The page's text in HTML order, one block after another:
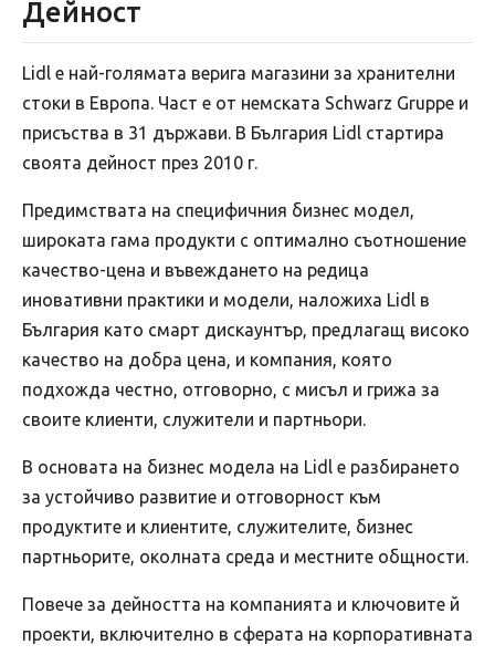
Дейност
Lidl е най-голямата верига магазини за хранителни
стоки в Европа. Част e от немската Schwarz Gruppe и
присъства в 31 държави. В България Lidl стартира
своята дейност през 2010 г.
Предимствата на специфичния бизнес модел,
широката гама продукти с оптимално съотношение
качество-цена и въвеждането на редица
иновативни практики и модели, наложиха Lidl в
България като смарт дискаунтър, предлагащ високо
качество на добра цена, и компания, която
подхожда честно, отговорно, с мисъл и грижа за
своите клиенти, служители и партньори.
В основата на бизнес модела на Lidl е разбирането
за устойчиво развитие и отговорност към
продуктите и клиентите, служителите, бизнес
партньорите, околната среда и местните общности.
Повече за дейността на компанията и ключовите й
проекти, включително в сферата на корпоративната